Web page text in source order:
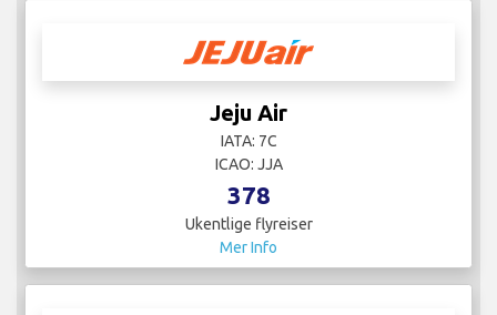
Jeju Air
IATA: 7C
ICAO: JJA
378
Ukentlige flyreiser
Mer Info